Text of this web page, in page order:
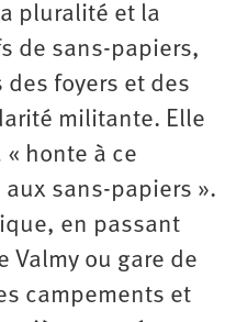
pluralité et la
de sans-papiers,
foyers et des
militante. Elle
honte à ce
sans-papiers ».
en passant
Valmy ou gare de
campements et